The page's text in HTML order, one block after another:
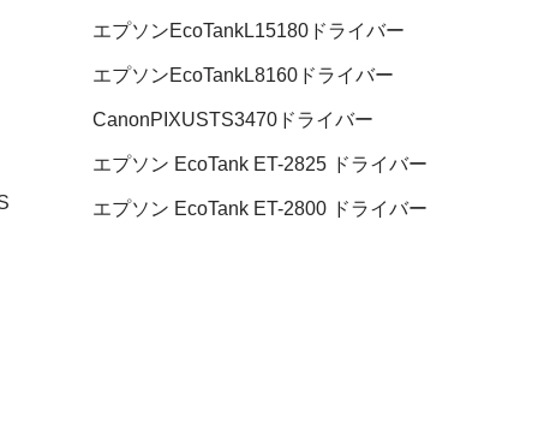
エプソンEcoTankL15180ドライバー
エプソンEcoTankL8160ドライバー
CanonPIXUSTS3470ドライバー
エプソン EcoTank ET-2825 ドライバー
エプソン EcoTank ET-2800 ドライバー